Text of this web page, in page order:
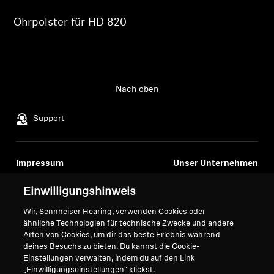
Professionell
Ohrpolster für HD 820
Support
Nach oben
Impressum
Vertrag widerrufen
Globale Datenschutzrichtlinie
Allgemeine
Geschäftsbedingungen für
Online-Verkäufe an Verbraucher
Koordinierte Richtlinie zur
Unser Unternehmen
Pressekontakte
Newsroom
Sennheiser Consumer
Markenbotschafter
Einwilligungshinweis
Wir, Sennheiser Hearing, verwenden Cookies oder
ähnliche Technologien für technische Zwecke und andere
Arten von Cookies, um dir das beste Erlebnis während
deines Besuchs zu bieten. Du kannst die Cookie-
Einstellungen verwalten, indem du auf den Link
„Einwilligungseinstellungen" klickst.
Login